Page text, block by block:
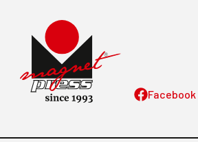
Facebook